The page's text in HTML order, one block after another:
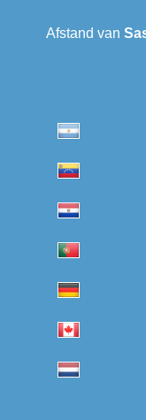
Afstand van